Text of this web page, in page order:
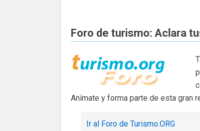
Foro de turismo: Aclara
Anímate y forma parte de esta gran
Ir al Foro de Turismo.ORG